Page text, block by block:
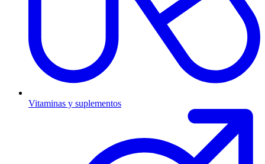
Vitaminas y suplementos